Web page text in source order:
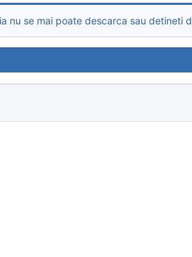
nu se mai poate descarca sau detineti